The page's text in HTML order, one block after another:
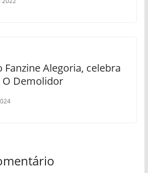
Fanzine Alegoria, celebra
O Demolidor